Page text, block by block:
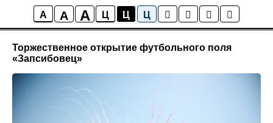
A A A Ц Ц Ц
Новости
Торжественное открытие футбольного поля
«Запсибовец»